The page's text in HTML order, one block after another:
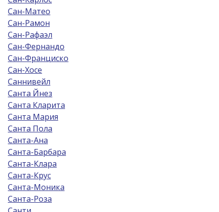
Сан-Матео
Сан-Рамон
Сан-Рафаэл
Сан-Фернандо
Сан-Франциско
Сан-Хосе
Саннивейл
Санта Йнез
Санта Кларита
Санта Мария
Санта Пола
Санта-Ана
Санта-Барбара
Санта-Клара
Санта-Крус
Санта-Моника
Санта-Роза